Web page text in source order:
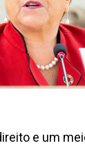
e um